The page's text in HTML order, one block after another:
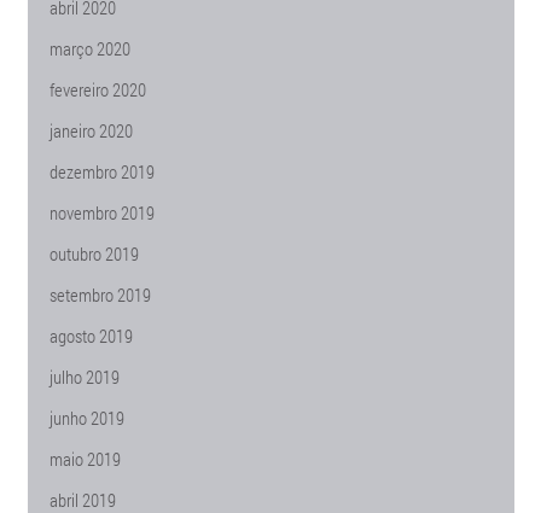
abril 2020
março 2020
fevereiro 2020
janeiro 2020
dezembro 2019
novembro 2019
outubro 2019
setembro 2019
agosto 2019
julho 2019
junho 2019
maio 2019
abril 2019